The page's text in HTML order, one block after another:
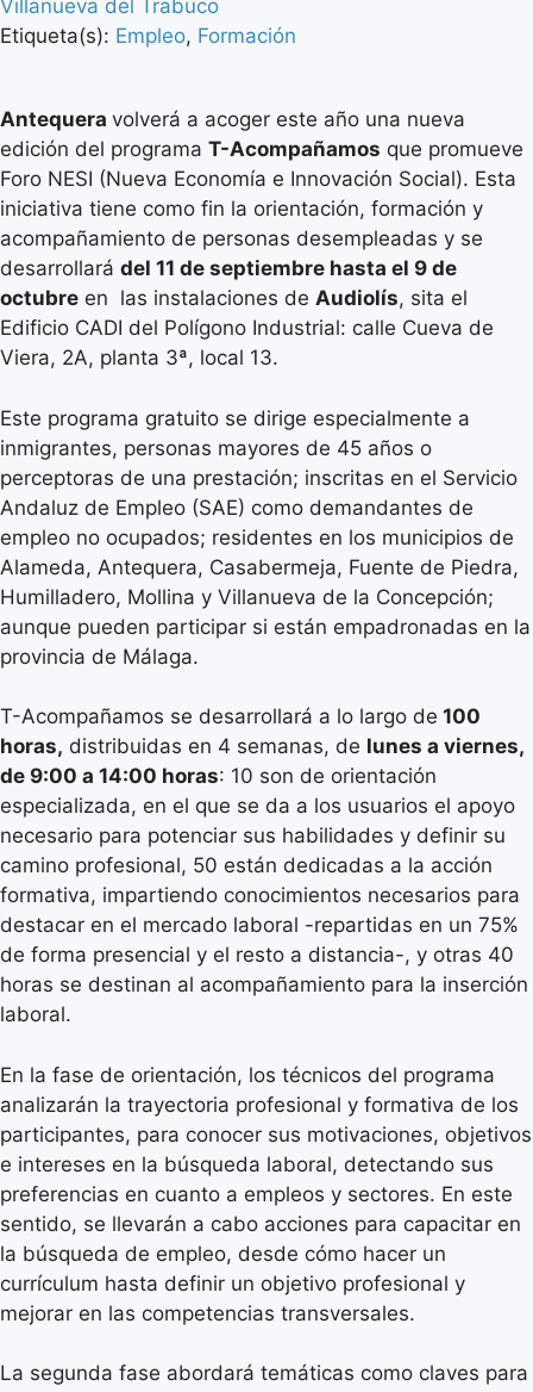
Villanueva del Trabuco
Etiqueta(s): Empleo, Formación
Antequera volverá a acoger este año una nueva
edición del programa T-Acompañamos que promueve
Foro NESI (Nueva Economía e Innovación Social). Esta
iniciativa tiene como fin la orientación, formación y
acompañamiento de personas desempleadas y se
desarrollará del 11 de septiembre hasta el 9 de
octubre en las instalaciones de Audiolís, sita el
Edificio CADI del Polígono Industrial: calle Cueva de
Viera, 2A, planta 3ª, local 13.
Este programa gratuito se dirige especialmente a
inmigrantes, personas mayores de 45 años o
perceptoras de una prestación; inscritas en el Servicio
Andaluz de Empleo (SAE) como demandantes de
empleo no ocupados; residentes en los municipios de
Alameda, Antequera, Casabermeja, Fuente de Piedra,
Humilladero, Mollina y Villanueva de la Concepción;
aunque pueden participar si están empadronadas en la
provincia de Málaga.
T-Acompañamos se desarrollará a lo largo de 100
horas, distribuidas en 4 semanas, de lunes a viernes,
de 9:00 a 14:00 horas: 10 son de orientación
especializada, en el que se da a los usuarios el apoyo
necesario para potenciar sus habilidades y definir su
camino profesional, 50 están dedicadas a la acción
formativa, impartiendo conocimientos necesarios para
destacar en el mercado laboral -repartidas en un 75%
de forma presencial y el resto a distancia-, y otras 40
horas se destinan al acompañamiento para la inserción
laboral.
En la fase de orientación, los técnicos del programa
analizarán la trayectoria profesional y formativa de los
participantes, para conocer sus motivaciones, objetivos
e intereses en la búsqueda laboral, detectando sus
preferencias en cuanto a empleos y sectores. En este
sentido, se llevarán a cabo acciones para capacitar en
la búsqueda de empleo, desde cómo hacer un
currículum hasta definir un objetivo profesional y
mejorar en las competencias transversales.
La segunda fase abordará temáticas como claves para